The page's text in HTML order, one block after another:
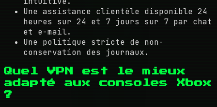
Une assistance clientèle disponible 24
heures sur 24 et 7 jours sur 7 par chat
et e-mail.
Une politique stricte de non-
conservation des journaux.
Quel VPN est le mieux
adapté aux consoles Xbox
?